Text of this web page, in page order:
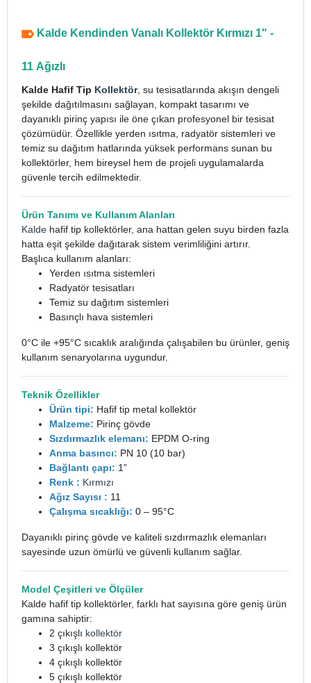
Kalde Kendinden Vanalı Kollektör Kırmızı 1" -
11 Ağızlı
Kalde Hafif Tip Kollektör, su tesisatlarında akışın dengeli
şekilde dağıtılmasını sağlayan, kompakt tasarımı ve
dayanıklı pirinç yapısı ile öne çıkan profesyonel bir tesisat
çözümüdür. Özellikle yerden ısıtma, radyatör sistemleri ve
temiz su dağıtım hatlarında yüksek performans sunan bu
kollektörler, hem bireysel hem de projeli uygulamalarda
güvenle tercih edilmektedir.
Ürün Tanımı ve Kullanım Alanları
Kalde hafif tip kollektörler, ana hattan gelen suyu birden fazla
hatta eşit şekilde dağıtarak sistem verimliliğini artırır.
Başlıca kullanım alanları:
Yerden ısıtma sistemleri
Radyatör tesisatları
Temiz su dağıtım sistemleri
Basınçlı hava sistemleri
0°C ile +95°C sıcaklık aralığında çalışabilen bu ürünler, geniş
kullanım senaryolarına uygundur.
Teknik Özellikler
Ürün tipi: Hafif tip metal kollektör
Malzeme: Pirinç gövde
Sızdırmazlık elemanı: EPDM O-ring
Anma basıncı: PN 10 (10 bar)
Bağlantı çapı: 1”
Renk : Kırmızı
Ağız Sayısı : 11
Çalışma sıcaklığı: 0 – 95°C
Dayanıklı pirinç gövde ve kaliteli sızdırmazlık elemanları
sayesinde uzun ömürlü ve güvenli kullanım sağlar.
Model Çeşitleri ve Ölçüler
Kalde hafif tip kollektörler, farklı hat sayısına göre geniş ürün
gamına sahiptir:
2 çıkışlı kollektör
3 çıkışlı kollektör
4 çıkışlı kollektör
5 çıkışlı kollektör